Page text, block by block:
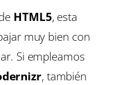
HTML5, esta
muy bien con
Si empleamos
, también